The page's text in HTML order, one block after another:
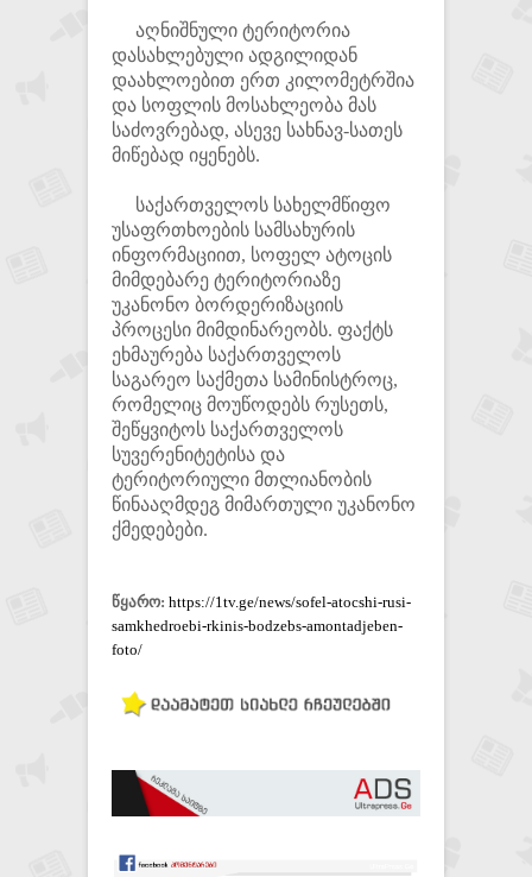
აღნიშნული ტერიტორია
დასახლებული ადგილიდან
დაახლოებით ერთ კილომეტრშია
და სოფლის მოსახლეობა მას
საძოვრებად, ასევე სახნავ-სათეს
მიწებად იყენებს.
საქართველოს სახელმწიფო
უსაფრთხოების სამსახურის
ინფორმაციით, სოფელ ატოცის
მიმდებარე ტერიტორიაზე
უკანონო ბორდერიზაციის
პროცესი მიმდინარეობს. ფაქტს
ეხმაურება საქართველოს
საგარეო საქმეთა სამინისტროც,
რომელიც მოუწოდებს რუსეთს,
შეწყვიტოს საქართველოს
სუვერენიტეტისა და
ტერიტორიული მთლიანობის
წინააღმდეგ მიმართული უკანონო
ქმედებები.
წყარო: https://1tv.ge/news/sofel-atocshi-rusi-
samkhedroebi-rkinis-bodzebs-amontadjeben-
foto/